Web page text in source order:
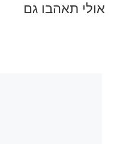
אולי תאהבו גם